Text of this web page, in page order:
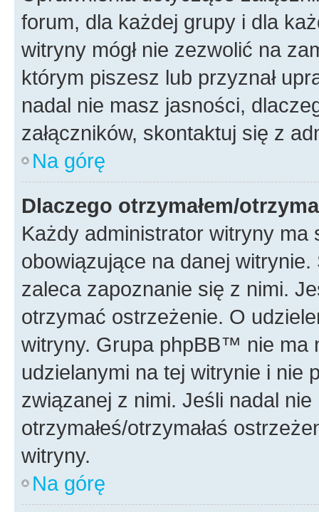
forum, dla każdej grupy i dla
witryny mógł nie zezwolić na
którym piszesz lub przyznał
nadal nie masz jasności,
załączników, skontaktuj się z
Na górę
Dlaczego otrzymałem/
Każdy administrator witryny ma
obowiązujące na danej
zaleca zapoznanie się z nimi.
otrzymać ostrzeżenie. O
witryny. Grupa phpBB™ nie ma
udzielanymi na tej witrynie i nie
związanej z nimi. Jeśli nadal
otrzymałeś/otrzymałaś
witryny.
Na górę